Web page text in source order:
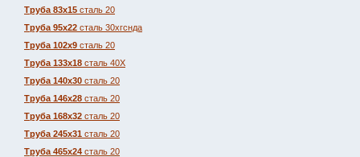
Труба 83х15 сталь 20
Труба 95х22 сталь 30хгснда
Труба 102х9 сталь 20
Труба 133х18 сталь 40Х
Труба 140х30 сталь 20
Труба 146х28 сталь 20
Труба 168х32 сталь 20
Труба 245х31 сталь 20
Труба 465х24 сталь 20